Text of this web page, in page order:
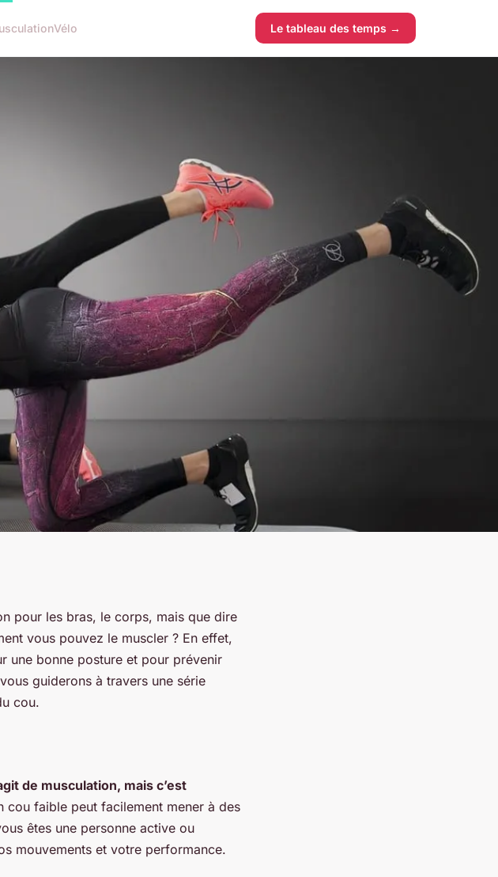
Vélo Le tableau des temps →
pour les bras, le corps, mais que dire
vous pouvez le muscler ? En effet,
une bonne posture et pour prévenir
guiderons à travers une série
cou.
de musculation, mais c’est
cou faible peut facilement mener à des
êtes une personne active ou
mouvements et votre performance.